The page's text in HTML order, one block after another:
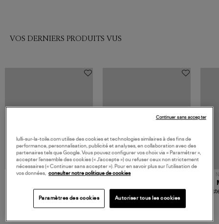
VOS DERNIERS PRODUITS VUS
480,00 €
Sac Bobi S Cuir Lamé
Champagne
NOUVELLE COLLECTION
189,00 €
Mousse
lulli-sur-la-toile.com utilise des cookies et technologies similaires à des fins de
performance, personnalisation, publicité et analyses, en collaboration avec des
partenaires tels que Google. Vous pouvez configurer vos choix via « Paramétrer »,
accepter l’ensemble des cookies (« J’accepte ») ou refuser ceux non strictement
nécessaires (« Continuer sans accepter »). Pour en savoir plus sur l’utilisation de
vos données,
consulter notre politique de cookies
Paramètres des cookies Autoriser tous les cookies
Continuer sans accepter